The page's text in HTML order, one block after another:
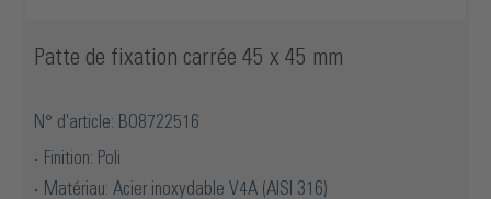
Patte de fixation carrée 45 x 45 mm
N° d'article: BO8722516
Finition: Poli
Matériau: Acier inoxydable V4A (AISI 316)